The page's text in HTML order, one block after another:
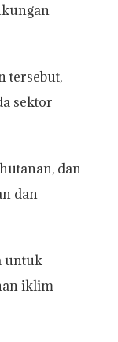
tersebut,
sektor
dan
dan
untuk
iklim